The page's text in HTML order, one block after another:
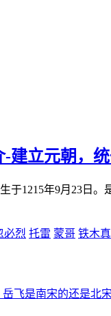
建立元朝，
于1215年9月23日
必烈 托雷 蒙哥 铁木真
飞是南宋的还是北